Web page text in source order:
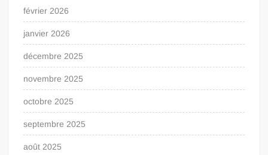
février 2026
janvier 2026
décembre 2025
novembre 2025
octobre 2025
septembre 2025
août 2025